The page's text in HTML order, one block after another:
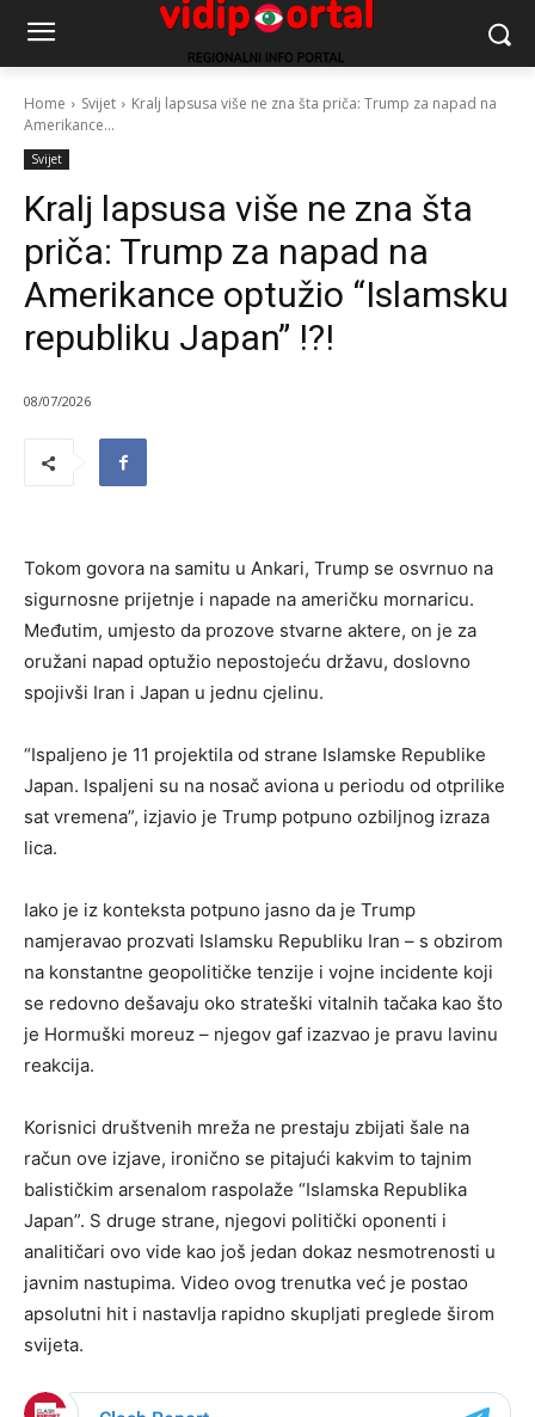
Home Svijet
Kralj lapsusa više ne zna šta priča: Trump za napad na
Amerikance...
Svijet
Kralj lapsusa više ne zna šta
priča: Trump za napad na
Amerikance optužio “Islamsku
republiku Japan” !?!
08/07/2026
Tokom govora na samitu u Ankari, Trump se osvrnuo na
sigurnosne prijetnje i napade na američku mornaricu.
Međutim, umjesto da prozove stvarne aktere, on je za
oružani napad optužio nepostojeću državu, doslovno
spojivši Iran i Japan u jednu cjelinu.
“Ispaljeno je 11 projektila od strane Islamske Republike
Japan. Ispaljeni su na nosač aviona u periodu od otprilike
sat vremena”, izjavio je Trump potpuno ozbiljnog izraza
lica.
Iako je iz konteksta potpuno jasno da je Trump
namjeravao prozvati Islamsku Republiku Iran – s obzirom
na konstantne geopolitičke tenzije i vojne incidente koji
se redovno dešavaju oko strateški vitalnih tačaka kao što
je Hormuški moreuz – njegov gaf izazvao je pravu lavinu
reakcija.
Korisnici društvenih mreža ne prestaju zbijati šale na
račun ove izjave, ironično se pitajući kakvim to tajnim
balističkim arsenalom raspolaže “Islamska Republika
Japan”. S druge strane, njegovi politički oponenti i
analitičari ovo vide kao još jedan dokaz nesmotrenosti u
javnim nastupima. Video ovog trenutka već je postao
apsolutni hit i nastavlja rapidno skupljati preglede širom
svijeta.